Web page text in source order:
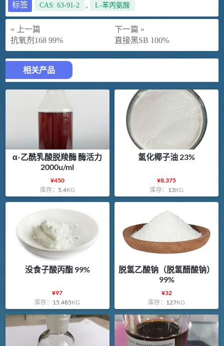
标签 CAS: 63-91-2 , L-苯丙氨酸
« 上一篇
抗氧剂168 99%
下一篇 »
直接黑SB 100%
相关产品
α-乙酰乳酸脱羧酶 酶活力
2000u/ml
¥450
库存： 5.4KG
氢化椰子油 23%
¥8.375
库存： 13KG
没食子酸丙酯 99%
¥97
库存： 15.485KG
脱氢乙酸钠（脱氢醋酸钠）
99%
¥32
库存： 127KG